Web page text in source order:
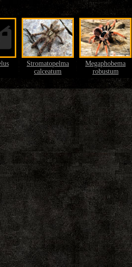
Stromatopelma
calceatum
Megaphobema
robustum